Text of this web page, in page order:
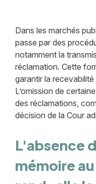
Dans les marchés
passe par des
notamment la
réclamation. Cette
garantir la recevabilité
L’omission de
des réclamations,
décision de la Cour
L'absence
mémoire